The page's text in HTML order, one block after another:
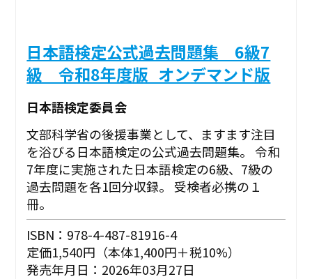
日本語検定公式過去問題集 6級7
級 令和8年度版_オンデマンド版
日本語検定委員会
文部科学省の後援事業として、ますます注目
を浴びる日本語検定の公式過去問題集。 令和
7年度に実施された日本語検定の6級、7級の
過去問題を各1回分収録。 受検者必携の１
冊。
ISBN：978-4-487-81916-4
定価1,540円（本体1,400円＋税10%）
発売年月日：2026年03月27日